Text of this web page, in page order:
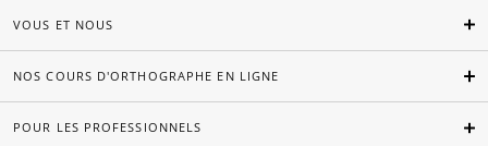
VOUS ET NOUS
NOS COURS D'ORTHOGRAPHE EN LIGNE
POUR LES PROFESSIONNELS